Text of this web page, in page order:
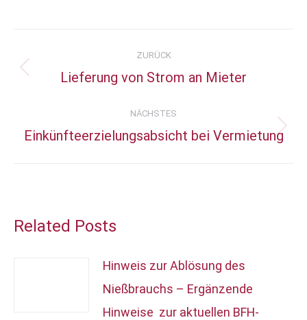
Kommentarnavigation
ZURÜCK
Vorheriger
Lieferung von Strom an Mieter
NÄCHSTES
Nächster
Einkünfteerzielungsabsicht bei Vermietung
Related Posts
Hinweis zur Ablösung des
Nießbrauchs – Ergänzende
Hinweise zur aktuellen BFH-